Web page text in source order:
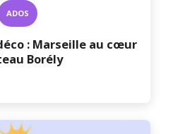
ADOS
: Marseille au cœur
Borély